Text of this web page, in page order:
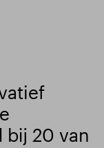
bij 20 van